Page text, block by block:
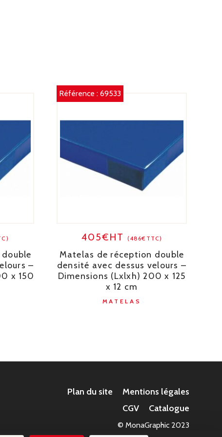
–
x 150
Référence :69533
405€HT (486€TTC)
Matelas de réception double
densité avec dessus velours –
Dimensions (Lxlxh) 200 x 125
x 12 cm
MATELAS
Plan du site
Mentions légales
CGV
Catalogue
© MonaGraphic 2023